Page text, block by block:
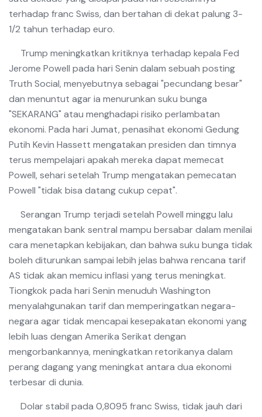
terhadap franc Swiss, dan bertahan di dekat palung 3-
1/2 tahun terhadap euro.
Trump meningkatkan kritiknya terhadap kepala Fed
Jerome Powell pada hari Senin dalam sebuah posting
Truth Social, menyebutnya sebagai "pecundang besar"
dan menuntut agar ia menurunkan suku bunga
"SEKARANG" atau menghadapi risiko perlambatan
ekonomi. Pada hari Jumat, penasihat ekonomi Gedung
Putih Kevin Hassett mengatakan presiden dan timnya
terus mempelajari apakah mereka dapat memecat
Powell, sehari setelah Trump mengatakan pemecatan
Powell "tidak bisa datang cukup cepat".
Serangan Trump terjadi setelah Powell minggu lalu
mengatakan bank sentral mampu bersabar dalam menilai
cara menetapkan kebijakan, dan bahwa suku bunga tidak
boleh diturunkan sampai lebih jelas bahwa rencana tarif
AS tidak akan memicu inflasi yang terus meningkat.
Tiongkok pada hari Senin menuduh Washington
menyalahgunakan tarif dan memperingatkan negara-
negara agar tidak mencapai kesepakatan ekonomi yang
lebih luas dengan Amerika Serikat dengan
mengorbankannya, meningkatkan retorikanya dalam
perang dagang yang meningkat antara dua ekonomi
terbesar di dunia.
Dolar stabil pada 0,8095 franc Swiss, tidak jauh dari